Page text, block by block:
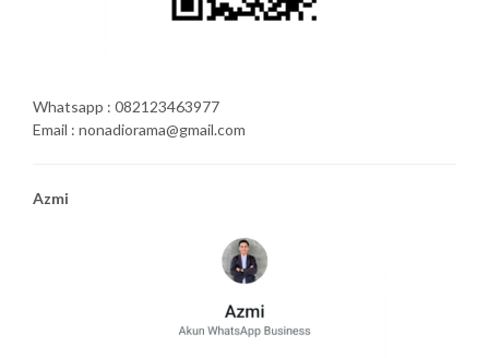
Whatsapp : 082123463977
Email : nonadiorama@gmail.com
Azmi